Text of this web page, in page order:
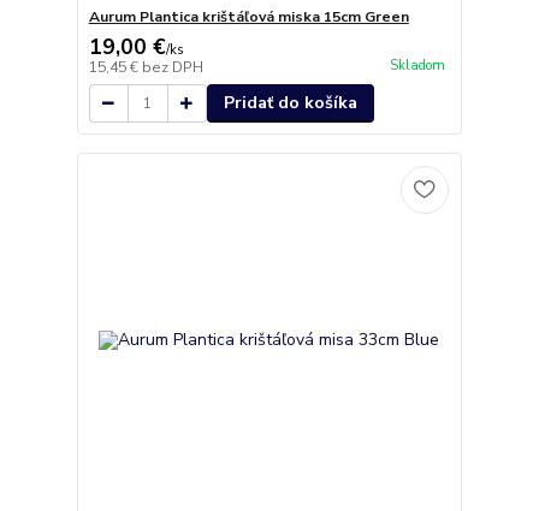
Aurum Plantica krištáľová miska 15cm Green
19,00 €/ks
15,45 € bez DPH Skladom
Pridať do košíka